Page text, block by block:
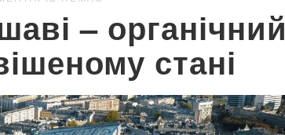
– органічний
стані